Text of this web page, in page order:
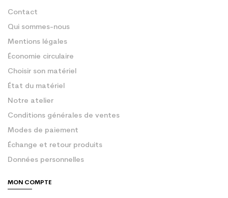
Contact
Qui sommes-nous
Mentions légales
Économie circulaire
Choisir son matériel
État du matériel
Notre atelier
Conditions générales de ventes
Modes de paiement
Échange et retour produits
Données personnelles
MON COMPTE